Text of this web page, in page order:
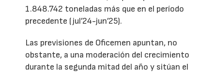
1.848.742 toneladas más que en el período
precedente (jul’24-jun’25).
Las previsiones de Oficemen apuntan, no
obstante, a una moderación del crecimiento
durante la segunda mitad del año y sitúan el